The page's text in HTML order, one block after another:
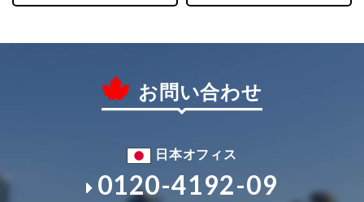
お問い合わせ
日本オフィス
0120-4192-09